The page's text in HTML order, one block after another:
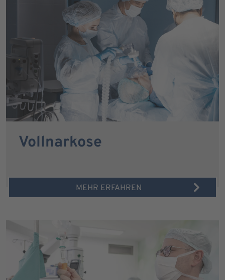
Vollnarkose
MEHR ERFAHREN